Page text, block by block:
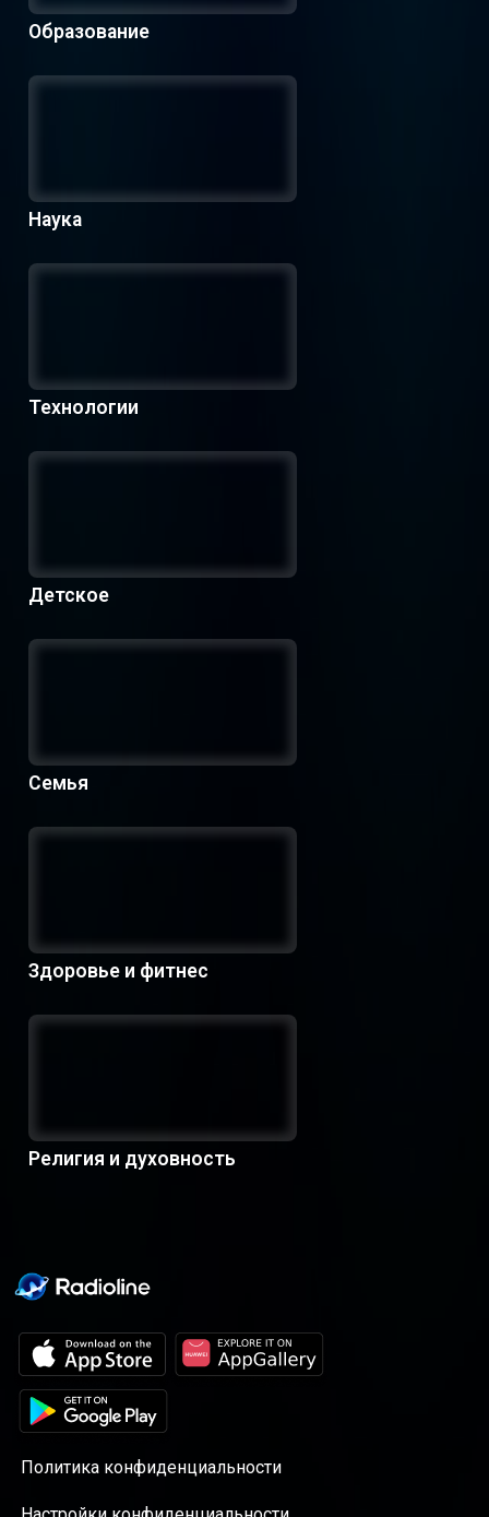
Образование
Наука
Технологии
Детское
Семья
Здоровье и фитнес
Религия и духовность
Политика конфиденциальности